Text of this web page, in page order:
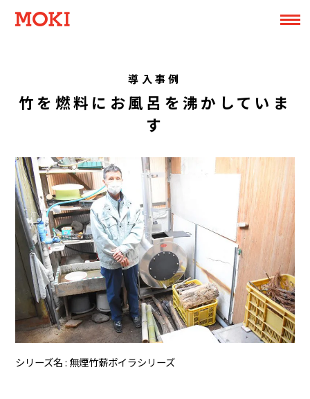
導入事例
竹を燃料にお風呂を沸かしていま
す
シリーズ名 無煙竹薪ボイラシリーズ